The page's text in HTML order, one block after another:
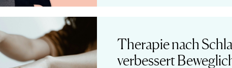
Therapie nach
verbessert